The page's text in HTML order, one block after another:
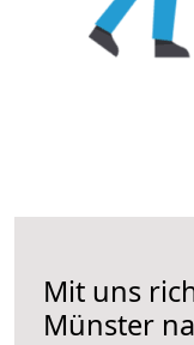
Mit uns
Münster